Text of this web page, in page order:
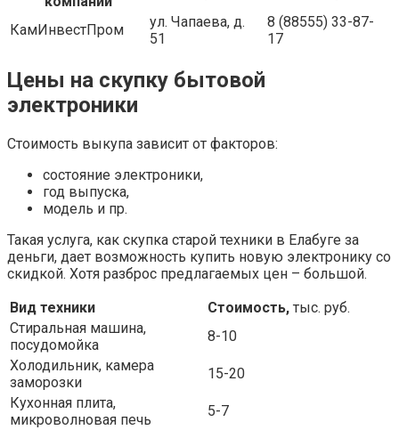
КамИнвестПром
ул. Чапаева, д.
51
8 (88555) 33-87-
17
Цены на скупку бытовой
электроники
Стоимость выкупа зависит от факторов:
состояние электроники,
год выпуска,
модель и пр.
Такая услуга, как скупка старой техники в Елабуге за
деньги, дает возможность купить новую электронику со
скидкой. Хотя разброс предлагаемых цен – большой.
Вид техники
Стоимость, тыс. руб.
Стиральная машина,
посудомойка
8-10
Холодильник, камера
заморозки
15-20
Кухонная плита,
микроволновая печь
5-7